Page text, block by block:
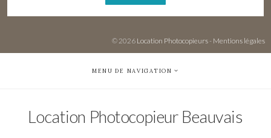
© 2026 Location Photocopieurs- Mentions légales
MENU DE NAVIGATION
Location Photocopieur Beauvais